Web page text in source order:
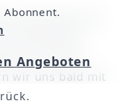
als
Infizierten
Christian
wir uns bald mit
Abonnent.
Angeboten